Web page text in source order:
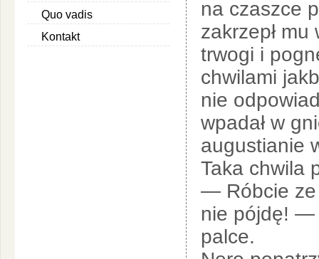
Quo vadis
Kontakt
na czaszce
zakrzepł
trwogi i
chwilami
nie
wpadał w
augustianie
Taka chwila
— Róbcie ze
nie pójdę! —
palce.